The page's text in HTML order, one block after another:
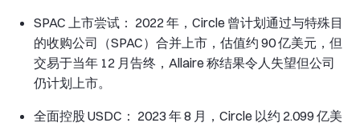
SPAC 上市尝试： 2022 年，Circle 曾计划通过与特殊目
的收购公司（SPAC）合并上市，估值约 90 亿美元，但
交易于当年 12 月告终，Allaire 称结果令人失望但公司
仍计划上市。
全面控股 USDC： 2023 年 8 月，Circle 以约 2.099 亿美